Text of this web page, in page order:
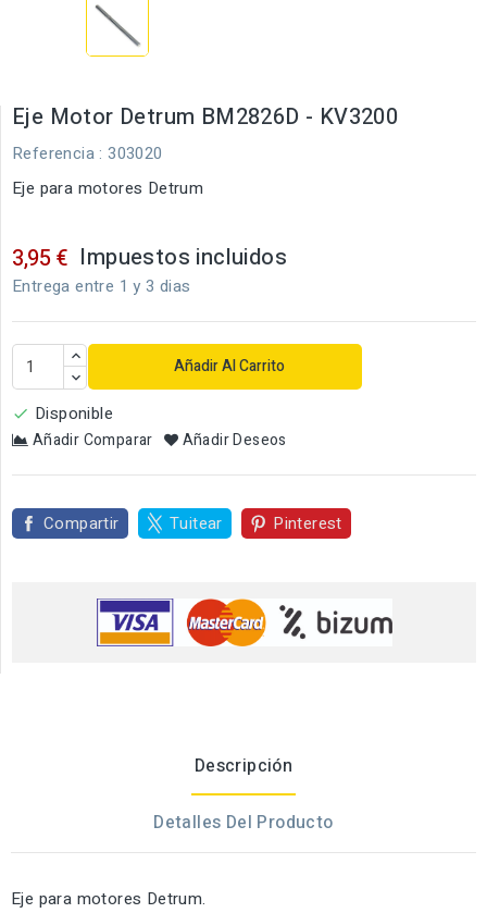
Eje Motor Detrum BM2826D - KV3200
Referencia : 303020
Eje para motores Detrum
3,95 € Impuestos incluidos
Entrega entre 1 y 3 dias
Añadir Al Carrito
 Disponible
Añadir Comparar Añadir Deseos
Compartir Tuitear Pinterest
Descripción
Detalles Del Producto
Eje para motores Detrum.